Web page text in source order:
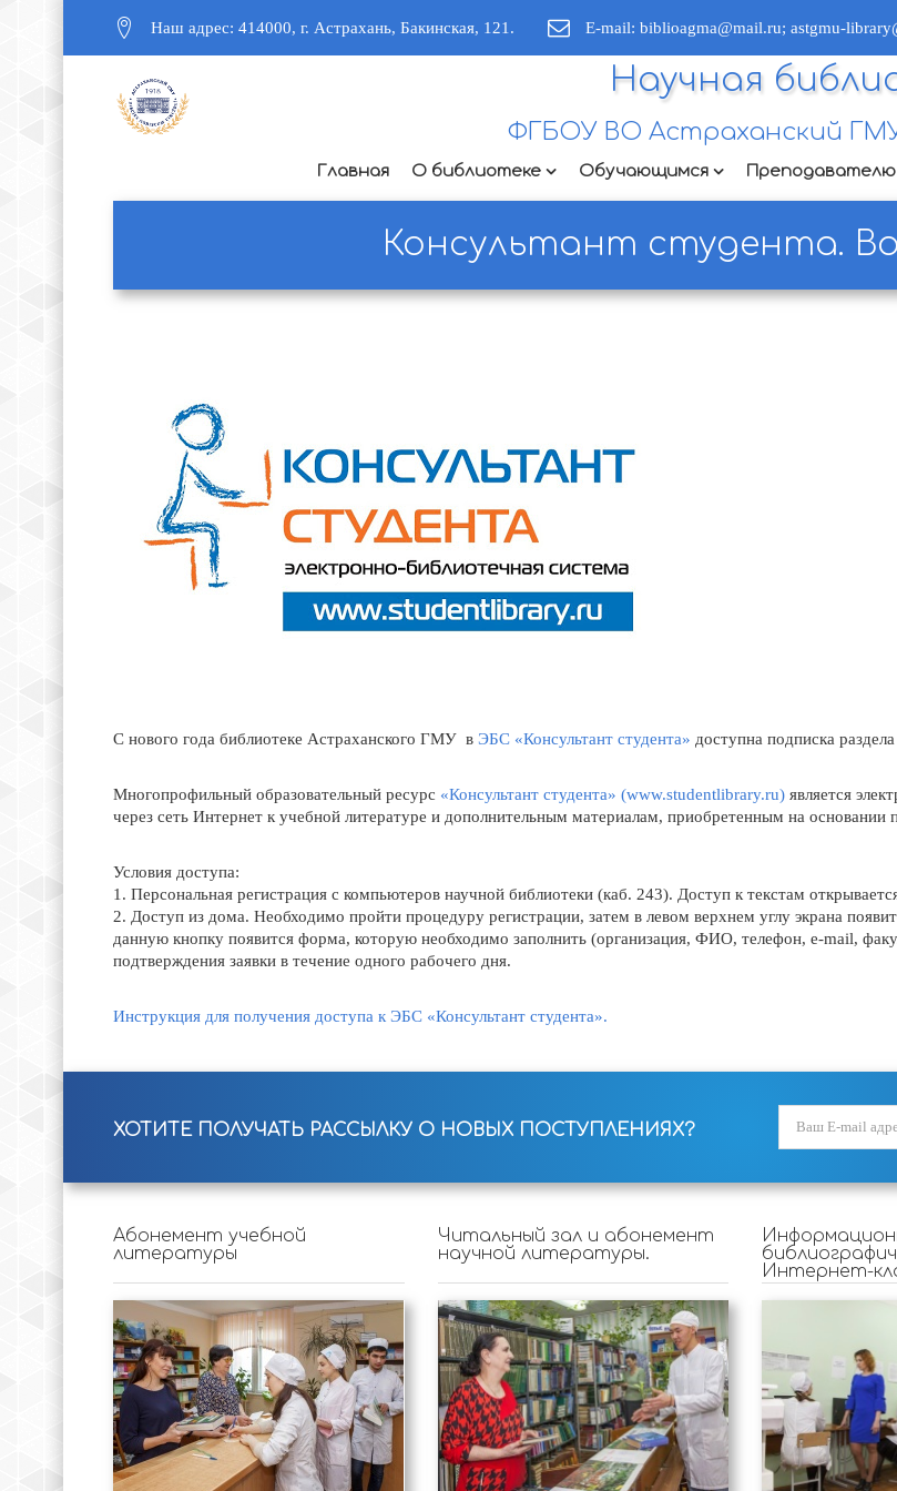
Наш адрес: 414000, г. Астрахань, Бакинская, 121. E-mail: biblioagma@mail.ru; astgmu-
Научная
ФГБОУ ВО Астраханский
Главная О библиотеке Обучающимся Преподавателю
Консультант студента.
С нового года библиотеке Астраханского ГМУ в ЭБС «Консультант студента» доступна подписка раздела
Многопрофильный образовательный ресурс «Консультант студента» (www.studentlibrary.ru) является
через сеть Интернет к учебной литературе и дополнительным материалам, приобретенным на основании
Условия доступа:
1. Персональная регистрация с компьютеров научной библиотеки (каб. 243). Доступ к текстам
2. Доступ из дома. Необходимо пройти процедуру регистрации, затем в левом верхнем углу экрана
данную кнопку появится форма, которую необходимо заполнить (организация, ФИО, телефон, e-mail,
подтверждения заявки в течение одного рабочего дня.
Инструкция для получения доступа к ЭБС «Консультант студента».
ХОТИТЕ ПОЛУЧАТЬ РАССЫЛКУ О НОВЫХ ПОСТУПЛЕНИЯХ?
Абонемент учебной
литературы
Читальный зал и абонемент
научной литературы.
Интернет-